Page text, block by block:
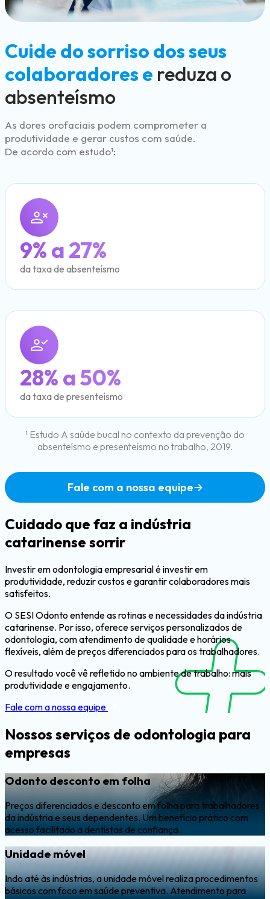
Cuide do sorriso dos seus
colaboradores e reduza o
absenteísmo
As dores orofaciais podem comprometer a
produtividade e gerar custos com saúde.
De acordo com estudo¹:
9% a 27%
da taxa de absenteísmo
28% a 50%
da taxa de presenteísmo
¹ Estudo A saúde bucal no contexto da prevenção do
absenteísmo e presenteísmo no trabalho, 2019.
Fale com a nossa equipe
Cuidado que faz a indústria
catarinense sorrir
Investir em odontologia empresarial é investir em
produtividade, reduzir custos e garantir colaboradores mais
satisfeitos.
O SESI Odonto entende as rotinas e necessidades da indústria
catarinense. Por isso, oferece serviços personalizados de
odontologia, com atendimento de qualidade e horários
flexíveis, além de preços diferenciados para os trabalhadores.
O resultado você vê refletido no ambiente de trabalho: mais
produtividade e engajamento.
Fale com a nossa equipe
Nossos serviços de odontologia para
empresas
Odonto desconto em folha
Preços diferenciados e desconto em folha para trabalhadores
da indústria e seus dependentes. Um benefício prático com
acesso facilitado a dentistas de confiança.
Unidade móvel
Indo até às indústrias, a unidade móvel realiza procedimentos
básicos com foco em saúde preventiva. Atendimento para